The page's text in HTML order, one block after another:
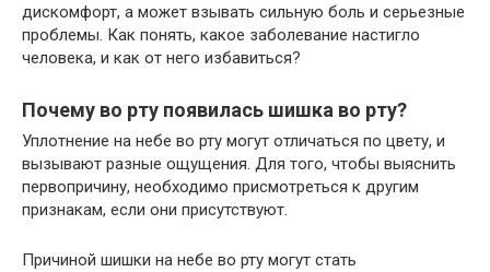
дискомфорт, а может взывать сильную боль и серьезные
проблемы. Как понять, какое заболевание настигло
человека, и как от него избавиться?
Почему во рту появилась шишка во рту?
Уплотнение на небе во рту могут отличаться по цвету, и
вызывают разные ощущения. Для того, чтобы выяснить
первопричину, необходимо присмотреться к другим
признакам, если они присутствуют.
Причиной шишки на небе во рту могут стать